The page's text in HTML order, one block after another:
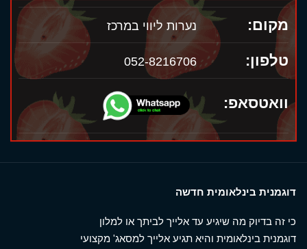
מקום: נערות ליווי במרכז
טלפון: 052-8216706
וואטסאפ:
דוגמנית בינלאומית חדשה
כי זה בדיוק מה שיגיע עד אלייך לביתך או למלון
דוגמנית בינלאומית והיא תגיע אלייך למסאג' מקצועי